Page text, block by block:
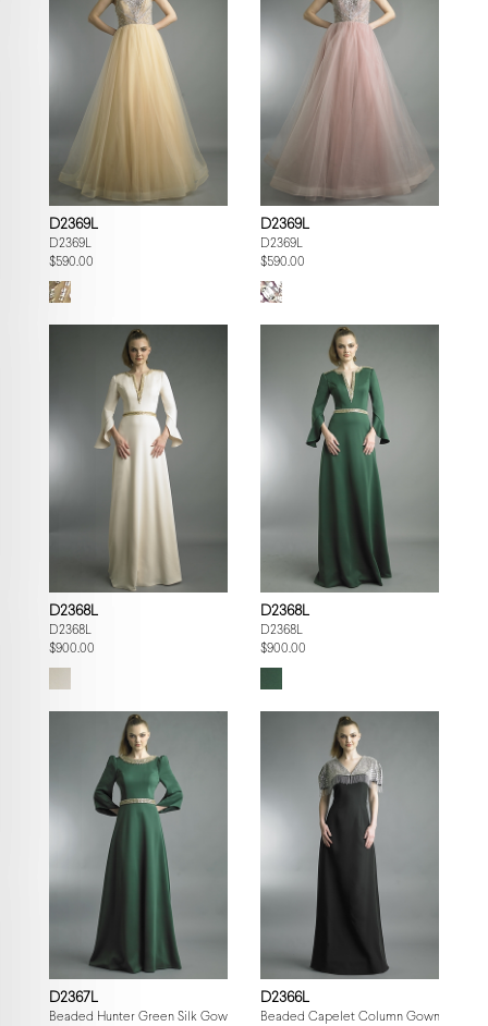
D2369L
D2369L
$590.00
D2369L
D2369L
$590.00
D2368L
D2368L
$900.00
D2368L
D2368L
$900.00
D2367L
Beaded Hunter Green Silk Gown
D2366L
Beaded Capelet Column Gown